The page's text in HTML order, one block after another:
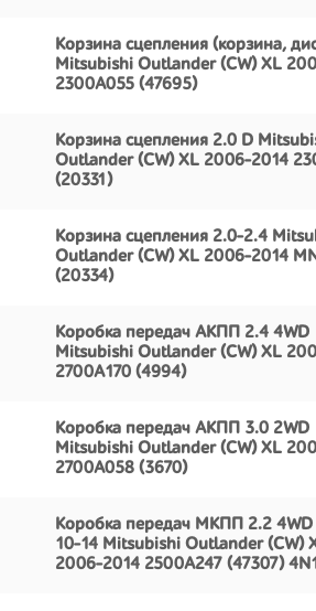
Корзина сцепления (корзина,
Mitsubishi Outlander (CW) XL
2300A055 (47695)
Корзина сцепления 2.0 D
Outlander (CW) XL 2006-2014
(20331)
Корзина сцепления 2.0-2.4
Outlander (CW) XL 2006-2014
(20334)
Коробка передач АКПП 2.4 4WD
Mitsubishi Outlander (CW) XL
2700A170 (4994)
Коробка передач АКПП 3.0 2WD
Mitsubishi Outlander (CW) XL
2700A058 (3670)
Коробка передач МКПП 2.2 4WD
10-14 Mitsubishi Outlander (CW)
2006-2014 2500A247 (47307)